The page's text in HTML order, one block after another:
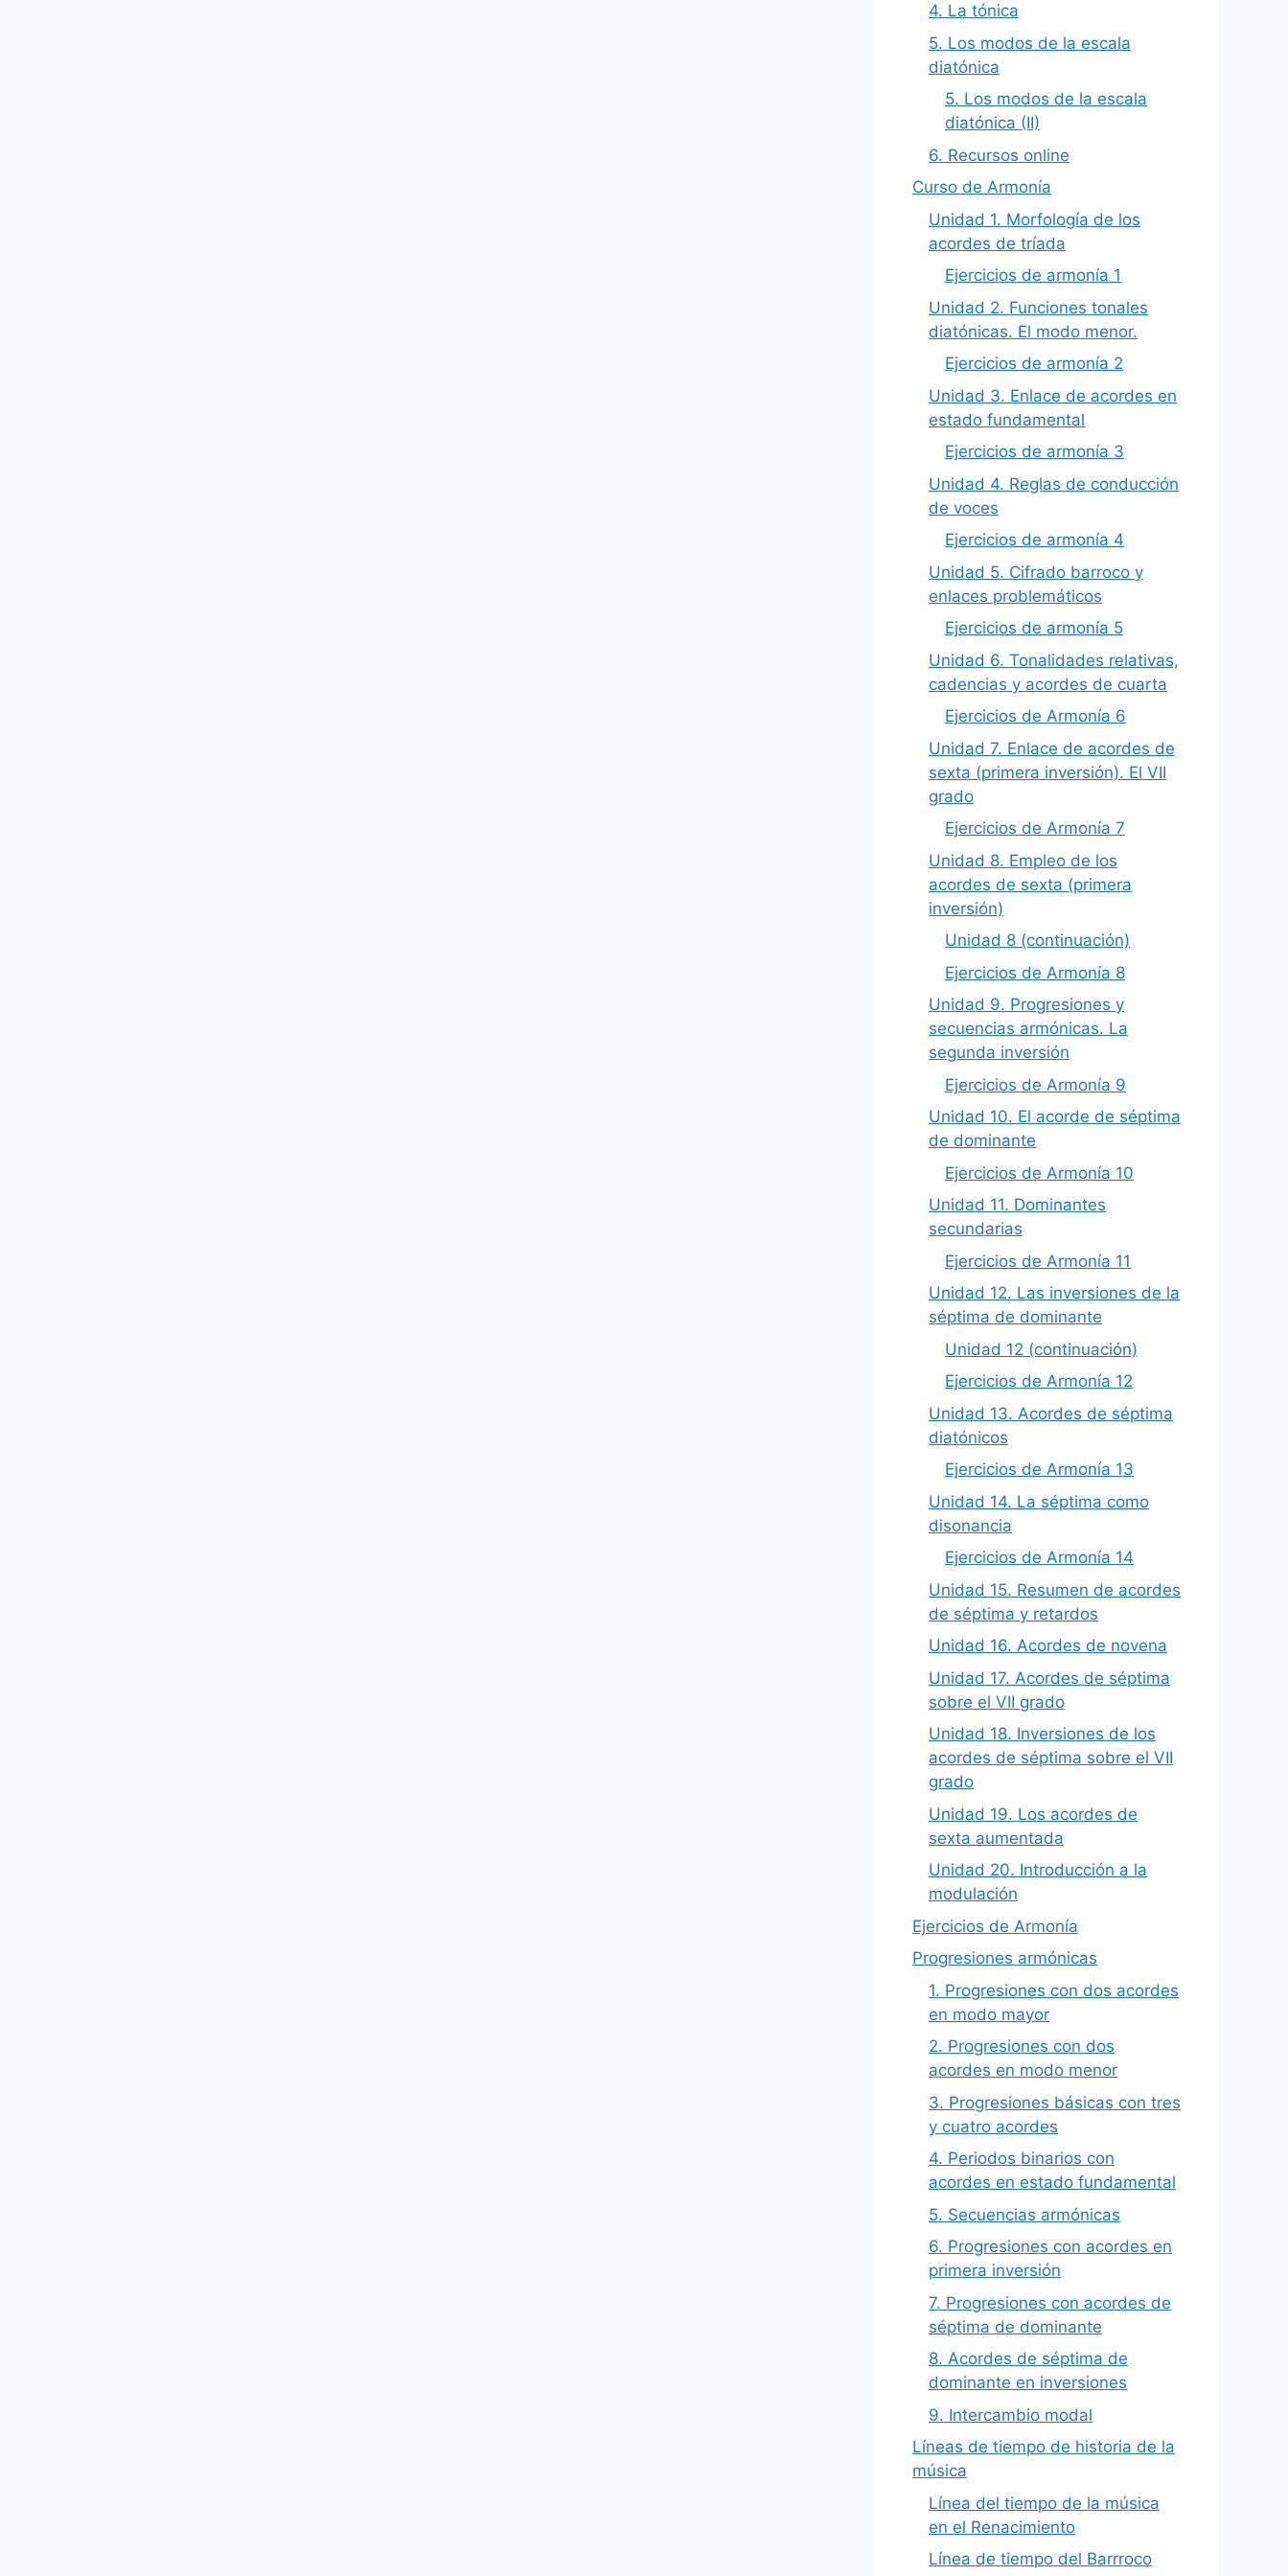
4. La tónica
5. Los modos de la escala
diatónica
5. Los modos de la escala
diatónica (II)
6. Recursos online
Curso de Armonía
Unidad 1. Morfología de los
acordes de tríada
Ejercicios de armonía 1
Unidad 2. Funciones tonales
diatónicas. El modo menor.
Ejercicios de armonía 2
Unidad 3. Enlace de acordes en
estado fundamental
Ejercicios de armonía 3
Unidad 4. Reglas de conducción
de voces
Ejercicios de armonía 4
Unidad 5. Cifrado barroco y
enlaces problemáticos
Ejercicios de armonía 5
Unidad 6. Tonalidades relativas,
cadencias y acordes de cuarta
Ejercicios de Armonía 6
Unidad 7. Enlace de acordes de
sexta (primera inversión). El VII
grado
Ejercicios de Armonía 7
Unidad 8. Empleo de los
acordes de sexta (primera
inversión)
Unidad 8 (continuación)
Ejercicios de Armonía 8
Unidad 9. Progresiones y
secuencias armónicas. La
segunda inversión
Ejercicios de Armonía 9
Unidad 10. El acorde de séptima
de dominante
Ejercicios de Armonía 10
Unidad 11. Dominantes
secundarias
Ejercicios de Armonía 11
Unidad 12. Las inversiones de la
séptima de dominante
Unidad 12 (continuación)
Ejercicios de Armonía 12
Unidad 13. Acordes de séptima
diatónicos
Ejercicios de Armonía 13
Unidad 14. La séptima como
disonancia
Ejercicios de Armonía 14
Unidad 15. Resumen de acordes
de séptima y retardos
Unidad 16. Acordes de novena
Unidad 17. Acordes de séptima
sobre el VII grado
Unidad 18. Inversiones de los
acordes de séptima sobre el VII
grado
Unidad 19. Los acordes de
sexta aumentada
Unidad 20. Introducción a la
modulación
Ejercicios de Armonía
Progresiones armónicas
1. Progresiones con dos acordes
en modo mayor
2. Progresiones con dos
acordes en modo menor
3. Progresiones básicas con tres
y cuatro acordes
4. Periodos binarios con
acordes en estado fundamental
5. Secuencias armónicas
6. Progresiones con acordes en
primera inversión
7. Progresiones con acordes de
séptima de dominante
8. Acordes de séptima de
dominante en inversiones
9. Intercambio modal
Líneas de tiempo de historia de la
música
Línea del tiempo de la música
en el Renacimiento
Línea de tiempo del Barrroco